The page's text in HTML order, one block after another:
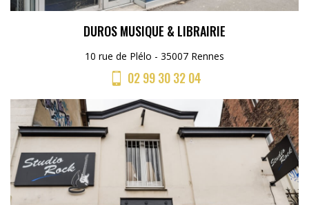
DUROS MUSIQUE & LIBRAIRIE
10 rue de Plélo - 35007 Rennes
02 99 30 32 04